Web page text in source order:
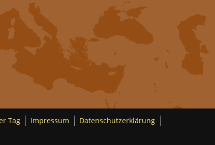
Tag Impressum
Datenschutzerklärung